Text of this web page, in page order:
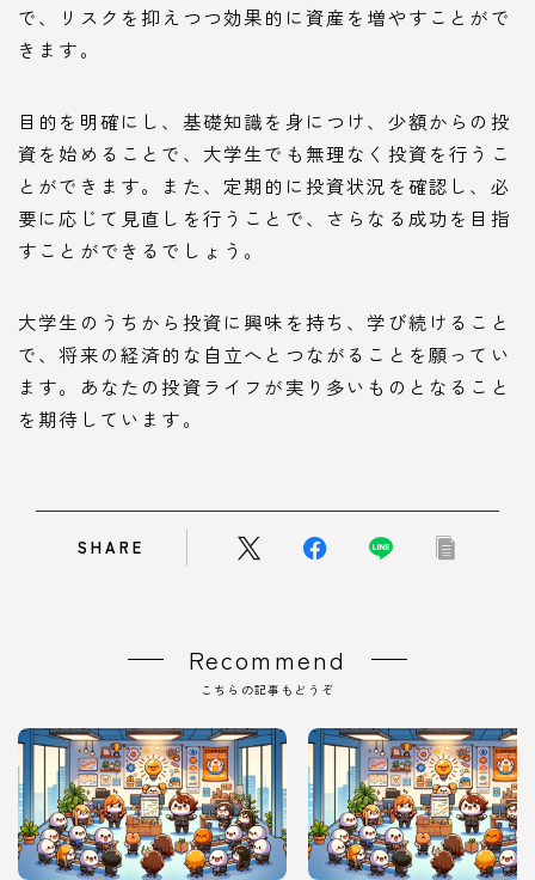
で、リスクを抑えつつ効果的に資産を増やすことがで
きます。
目的を明確にし、基礎知識を身につけ、少額からの投
資を始めることで、大学生でも無理なく投資を行うこ
とができます。また、定期的に投資状況を確認し、必
要に応じて見直しを行うことで、さらなる成功を目指
すことができるでしょう。
大学生のうちから投資に興味を持ち、学び続けること
で、将来の経済的な自立へとつながることを願ってい
ます。あなたの投資ライフが実り多いものとなること
を期待しています。
SHARE
Recommend
こちらの記事もどうぞ